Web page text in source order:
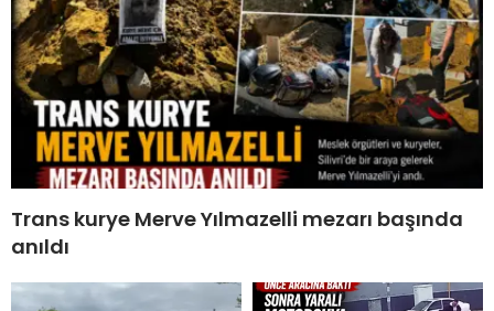
Trans kurye Merve Yılmazelli mezarı başında
anıldı